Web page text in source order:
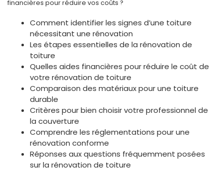
financières pour réduire vos coûts ?
Comment identifier les signes d’une toiture
nécessitant une rénovation
Les étapes essentielles de la rénovation de
toiture
Quelles aides financières pour réduire le coût de
votre rénovation de toiture
Comparaison des matériaux pour une toiture
durable
Critères pour bien choisir votre professionnel de
la couverture
Comprendre les réglementations pour une
rénovation conforme
Réponses aux questions fréquemment posées
sur la rénovation de toiture